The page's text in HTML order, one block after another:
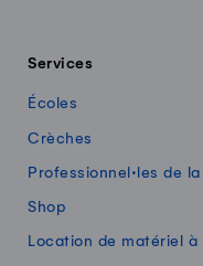
Services
Écoles
Crèches
Professionnel·les de
Shop
Location de matériel